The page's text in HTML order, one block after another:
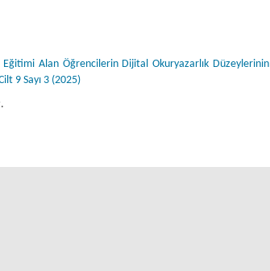
Eğitimi Alan Öğrencilerin Dijital Okuryazarlık Düzeylerinin
9 Sayı 3 (2025)